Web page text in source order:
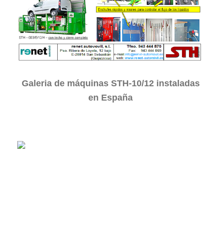
Galeria de máquinas STH-10/12 instaladas
en España